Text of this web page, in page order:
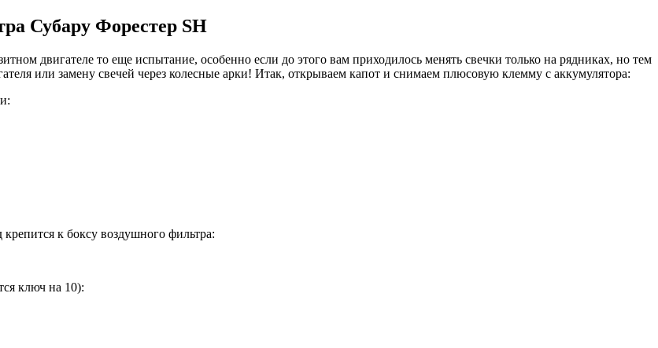
Субару Форестер SH
двигателе то еще испытание, особенно если до этого вам приходилось менять свечки только на рядниках, но тем
или замену свечей через колесные арки! Итак, открываем капот и снимаем плюсовую клемму с аккумулятора:
к боксу воздушного фильтра:
ключ на 10):